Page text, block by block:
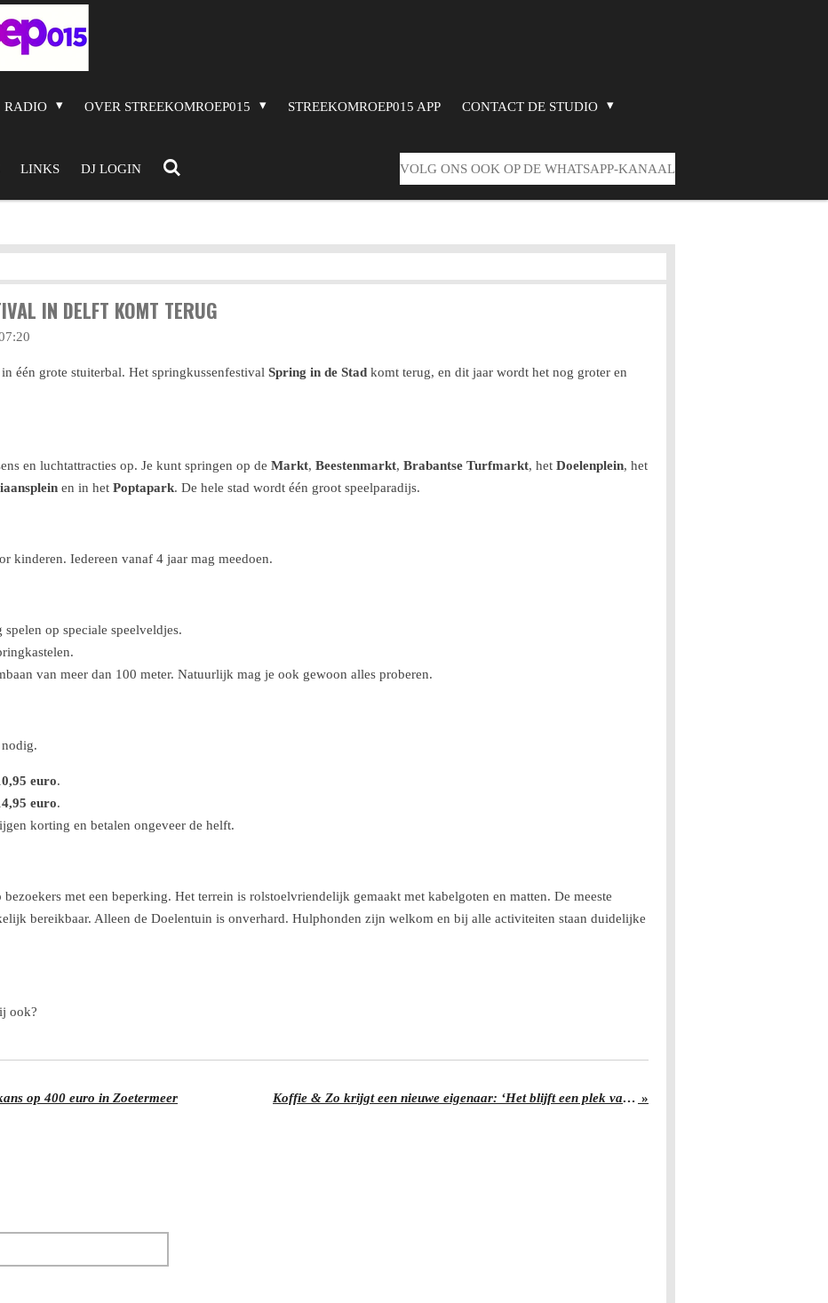
RADIO OVER STREEKOMROEP015 STREEKOMROEP015 APP CONTACT DE STUDIO
LINKS DJ LOGIN VOLG ONS OOK OP DE WHATSAPP-KANAAL
IN DELFT KOMT TERUG
één grote stuiterbal. Het springkussenfestival Spring in de Stad komt terug, en dit jaar wordt het nog groter en
en luchtattracties op. Je kunt springen op de Markt, Beestenmarkt, Brabantse Turfmarkt, het Doelenplein, het
en in het Poptapark. De hele stad wordt één groot speelparadijs.
kinderen. Iedereen vanaf 4 jaar mag meedoen.
op speciale speelveldjes.
van meer dan 100 meter. Natuurlijk mag je ook gewoon alles proberen.
euro.
euro.
korting en betalen ongeveer de helft.
met een beperking. Het terrein is rolstoelvriendelijk gemaakt met kabelgoten en matten. De meeste
bereikbaar. Alleen de Doelentuin is onverhard. Hulphonden zijn welkom en bij alle activiteiten staan duidelijke
ook?
op 400 euro in Zoetermeer Koffie & Zo krijgt een nieuwe eigenaar: ‘Het blijft een plek van verhalen’ »